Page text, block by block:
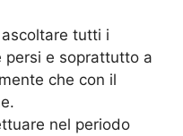
tutti i
persi e soprattutto a
che con il
nel periodo